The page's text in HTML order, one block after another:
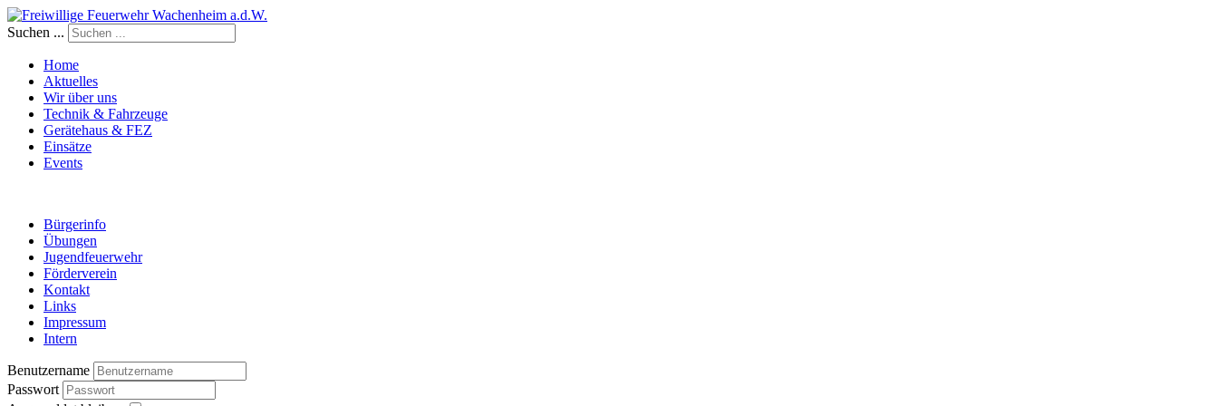
Suchen ...
Home
Aktuelles
Wir über uns
Technik & Fahrzeuge
Gerätehaus & FEZ
Einsätze
Events
Bürgerinfo
Übungen
Jugendfeuerwehr
Förderverein
Kontakt
Links
Impressum
Intern
Benutzername
Passwort